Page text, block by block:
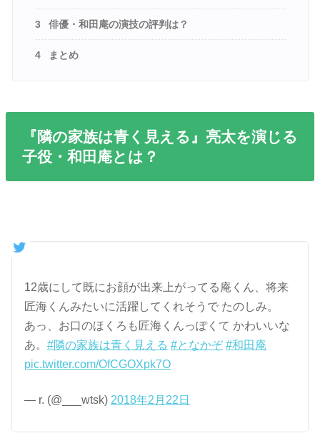
3 俳優・和田庵の演技の評判は？
4 まとめ
『隣の家族は青く見える』亮太を演じる
子役・和田庵とは？
12歳にして既にお顔が出来上がってる庵くん、将来
匠海くんみたいに活躍してくれそうで たのしみ。
あっ、お口のほくろも匠海くんっぽくて かわいいな
あ。#隣の家族は青く見える #となかぞ #和田庵
pic.twitter.com/OfCGOXpk7O
— r. (@___wtsk) 2018年2月22日